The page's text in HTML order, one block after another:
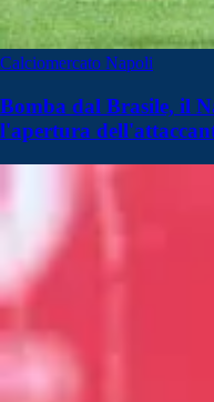
Calciomercato Napoli
Bomba dal Brasile, il
l'apertura